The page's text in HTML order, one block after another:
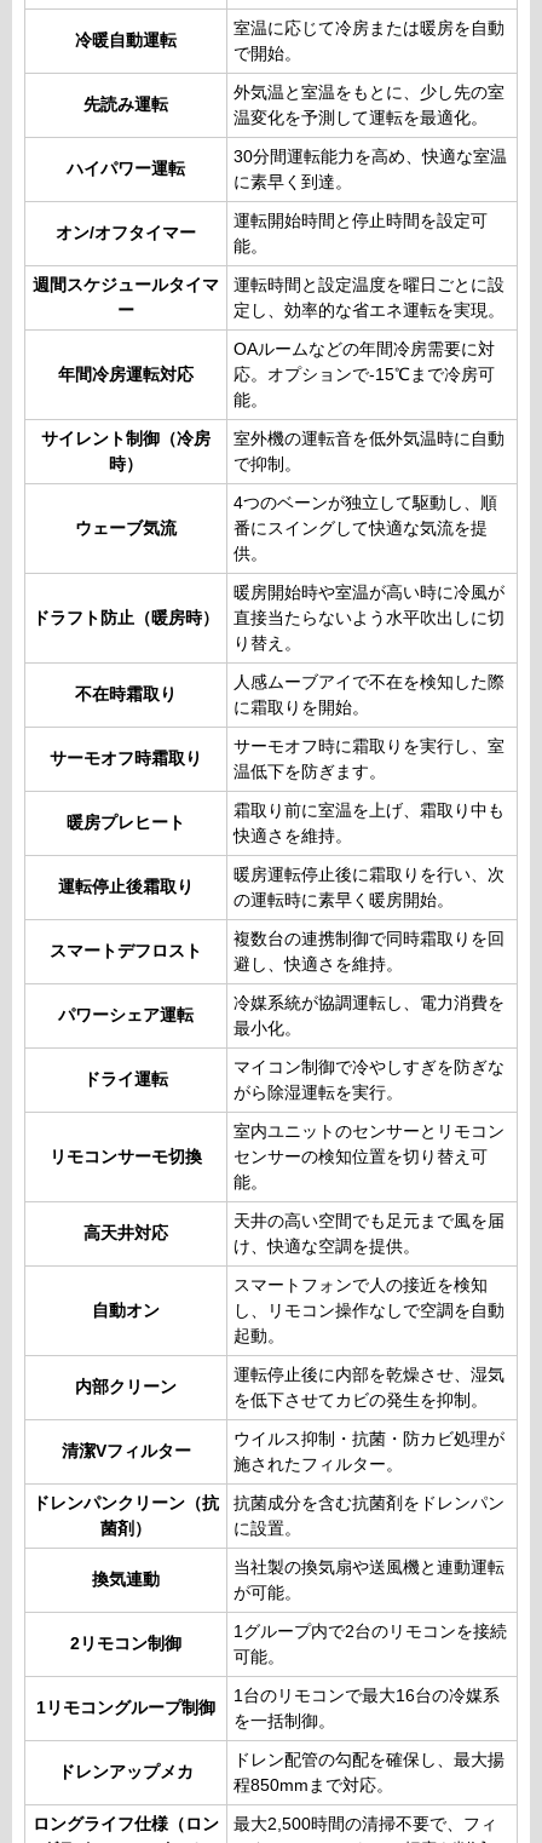
冷暖自動運転
室温に応じて冷房または暖房を自動
で開始。
先読み運転
外気温と室温をもとに、少し先の室
温変化を予測して運転を最適化。
ハイパワー運転
30分間運転能力を高め、快適な室温
に素早く到達。
オン/オフタイマー
運転開始時間と停止時間を設定可
能。
週間スケジュールタイマ
ー
運転時間と設定温度を曜日ごとに設
定し、効率的な省エネ運転を実現。
年間冷房運転対応
OAルームなどの年間冷房需要に対
応。オプションで-15℃まで冷房可
能。
サイレント制御（冷房
時）
室外機の運転音を低外気温時に自動
で抑制。
ウェーブ気流
4つのベーンが独立して駆動し、順
番にスイングして快適な気流を提
供。
ドラフト防止（暖房時）
暖房開始時や室温が高い時に冷風が
直接当たらないよう水平吹出しに切
り替え。
不在時霜取り
人感ムーブアイで不在を検知した際
に霜取りを開始。
サーモオフ時霜取り
サーモオフ時に霜取りを実行し、室
温低下を防ぎます。
暖房プレヒート
霜取り前に室温を上げ、霜取り中も
快適さを維持。
運転停止後霜取り
暖房運転停止後に霜取りを行い、次
の運転時に素早く暖房開始。
スマートデフロスト
複数台の連携制御で同時霜取りを回
避し、快適さを維持。
パワーシェア運転
冷媒系統が協調運転し、電力消費を
最小化。
ドライ運転
マイコン制御で冷やしすぎを防ぎな
がら除湿運転を実行。
リモコンサーモ切換
室内ユニットのセンサーとリモコン
センサーの検知位置を切り替え可
能。
高天井対応
天井の高い空間でも足元まで風を届
け、快適な空調を提供。
自動オン
スマートフォンで人の接近を検知
し、リモコン操作なしで空調を自動
起動。
内部クリーン
運転停止後に内部を乾燥させ、湿気
を低下させてカビの発生を抑制。
清潔Vフィルター
ウイルス抑制・抗菌・防カビ処理が
施されたフィルター。
ドレンパンクリーン（抗
菌剤）
抗菌成分を含む抗菌剤をドレンパン
に設置。
換気連動
当社製の換気扇や送風機と連動運転
が可能。
2リモコン制御
1グループ内で2台のリモコンを接続
可能。
1リモコングループ制御
1台のリモコンで最大16台の冷媒系
を一括制御。
ドレンアップメカ
ドレン配管の勾配を確保し、最大揚
程850mmまで対応。
ロングライフ仕様（ロン
最大2,500時間の清掃不要で、フィ